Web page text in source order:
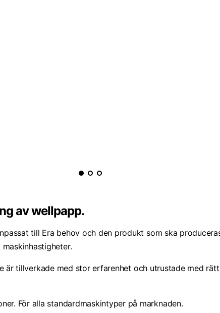
av wellpapp.
till Era behov och den produkt som ska
tillverkade med stor erfarenhet och utrustade med
För alla standardmaskintyper på marknaden.